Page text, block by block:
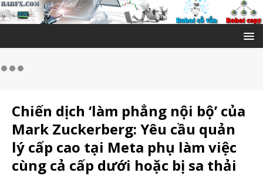
Chiến dịch ‘làm phẳng nội bộ’ của
Mark Zuckerberg: Yêu cầu quản
lý cấp cao tại Meta phụ làm việc
cùng cả cấp dưới hoặc bị sa thải